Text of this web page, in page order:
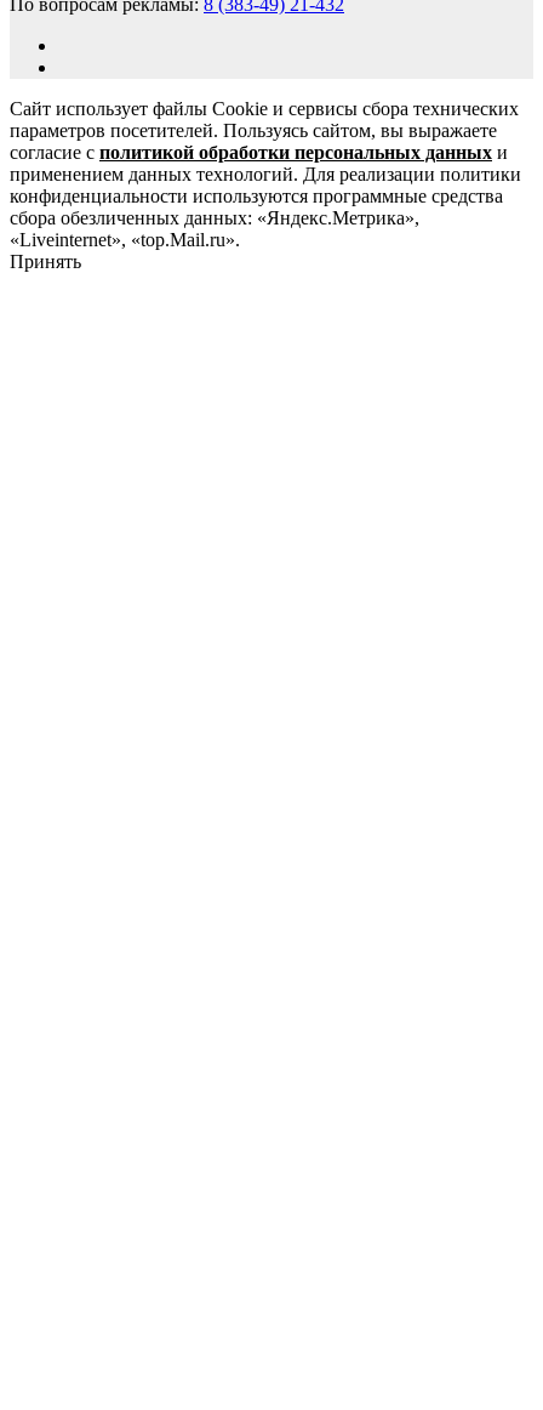
По вопросам рекламы: 8 (383-49) 21-432
Сайт использует файлы Cookie и сервисы сбора технических
параметров посетителей. Пользуясь сайтом, вы выражаете
согласие с политикой обработки персональных данных и
применением данных технологий. Для реализации политики
конфиденциальности используются программные средства
сбора обезличенных данных: «Яндекс.Метрика»,
«Liveinternet», «top.Mail.ru».
Принять